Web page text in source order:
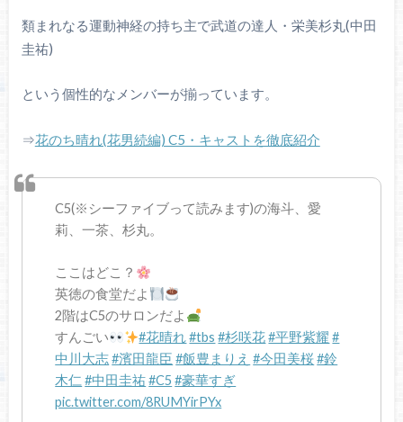
類まれなる運動神経の持ち主で武道の達人・栄美杉丸(中田
圭祐)
という個性的なメンバーが揃っています。
⇒花のち晴れ(花男続編) C5・キャストを徹底紹介
C5(※シーファイブって読みます)の海斗、愛
莉、一茶、杉丸。
ここはどこ？
英徳の食堂だよ
2階はC5のサロンだよ
すんごい
#花晴れ #tbs #杉咲花 #平野紫耀 #
中川大志#濱田龍臣 #飯豊まりえ #今田美桜#鈴
木仁 #中田圭祐#C5 #豪華すぎ
pic.twitter.com/8RUMYirPYx